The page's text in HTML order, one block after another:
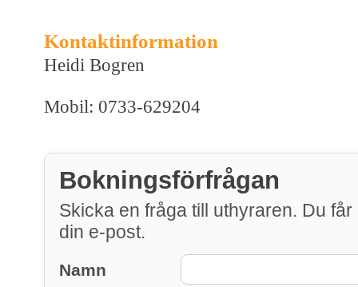
Kontaktinformation
Heidi Bogren
Mobil: 0733-629204
Bokningsförfrågan
Skicka en fråga till uthyraren. Du får
din e-post.
Namn